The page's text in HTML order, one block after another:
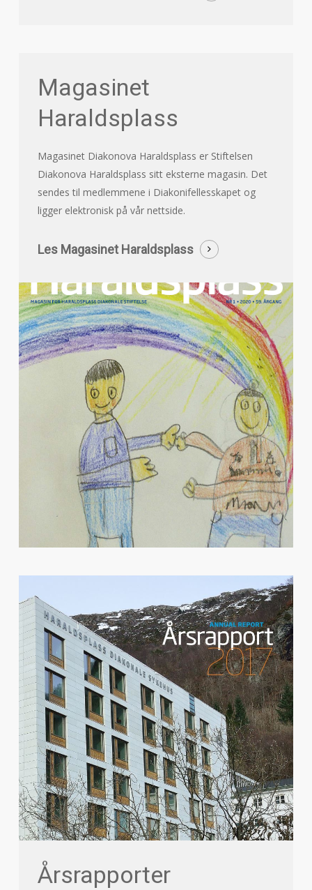
Magasinet
Haraldsplass
Magasinet Diakonova Haraldsplass er Stiftelsen
Diakonova Haraldsplass sitt eksterne magasin. Det
sendes til medlemmene i Diakonifellesskapet og
ligger elektronisk på vår nettside.
Les Magasinet Haraldsplass
Årsrapporter